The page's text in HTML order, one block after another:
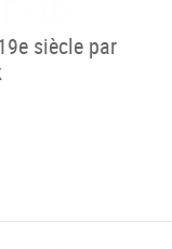
siècle par